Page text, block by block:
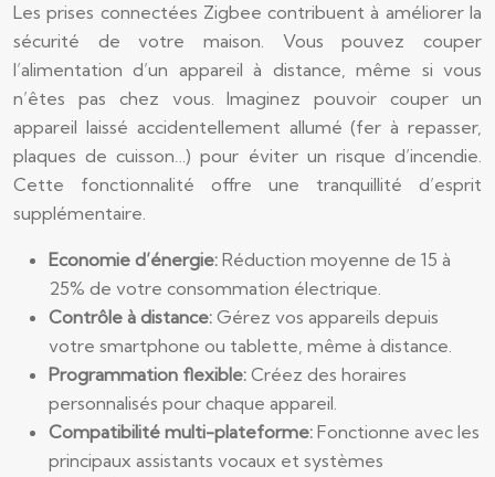
Les prises connectées Zigbee contribuent à améliorer la
sécurité de votre maison. Vous pouvez couper
l’alimentation d’un appareil à distance, même si vous
n’êtes pas chez vous. Imaginez pouvoir couper un
appareil laissé accidentellement allumé (fer à repasser,
plaques de cuisson…) pour éviter un risque d’incendie.
Cette fonctionnalité offre une tranquillité d’esprit
supplémentaire.
Economie d’énergie: Réduction moyenne de 15 à
25% de votre consommation électrique.
Contrôle à distance: Gérez vos appareils depuis
votre smartphone ou tablette, même à distance.
Programmation flexible: Créez des horaires
personnalisés pour chaque appareil.
Compatibilité multi-plateforme: Fonctionne avec les
principaux assistants vocaux et systèmes